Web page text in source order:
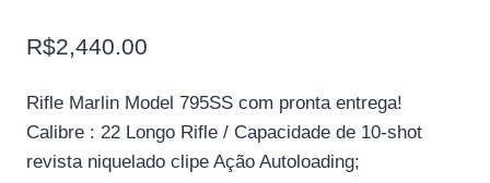
R$2,440.00
Rifle Marlin Model 795SS com pronta entrega!
Calibre : 22 Longo Rifle / Capacidade de 10-shot
revista niquelado clipe Ação Autoloading;